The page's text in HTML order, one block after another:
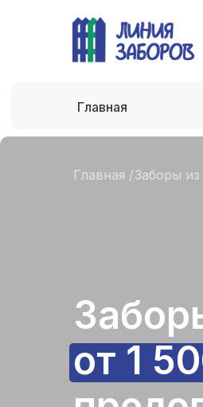
Главная
от 1
Главная /Заборы из